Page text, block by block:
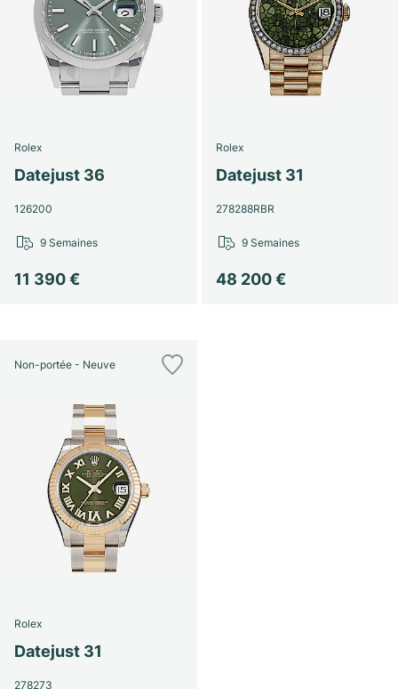
Rolex
Datejust 36
126200
11 390 €
9 Semaines
Rolex
Datejust 31
278288RBR
48 200 €
9 Semaines
Non-portée - Neuve
Rolex
Datejust 31
278273